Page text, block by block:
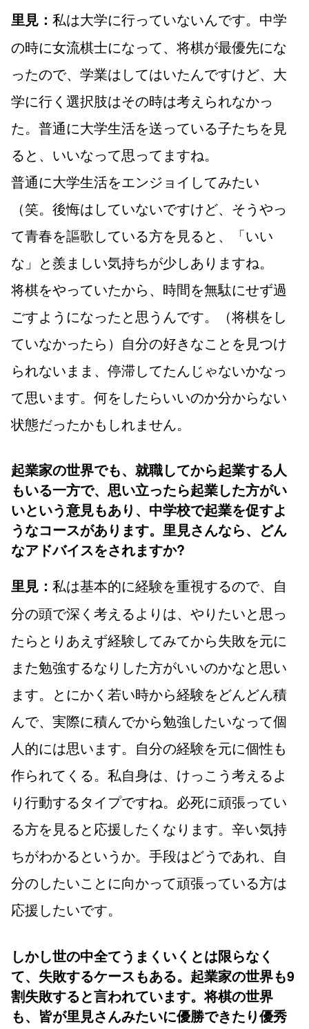
里見： 私は大学に行っていないんです。中学
の時に女流棋士になって、将棋が最優先にな
ったので、学業はしてはいたんですけど、大
学に行く選択肢はその時は考えられなかっ
た。普通に大学生活を送っている子たちを見
ると、いいなって思ってますね。
普通に大学生活をエンジョイしてみたい
（笑。後悔はしていないですけど、そうやっ
て青春を謳歌している方を見ると、「いい
な」と羨ましい気持ちが少しありますね。
将棋をやっていたから、時間を無駄にせず過
ごすようになったと思うんです。（将棋をし
ていなかったら）自分の好きなことを見つけ
られないまま、停滞してたんじゃないかなっ
て思います。何をしたらいいのか分からない
状態だったかもしれません。
起業家の世界でも、就職してから起業する人
もいる一方で、思い立ったら起業した方がい
いという意見もあり、中学校で起業を促すよ
うなコースがあります。里見さんなら、どん
なアドバイスをされますか?
里見： 私は基本的に経験を重視するので、自
分の頭で深く考えるよりは、やりたいと思っ
たらとりあえず経験してみてから失敗を元に
また勉強するなりした方がいいのかなと思い
ます。とにかく若い時から経験をどんどん積
んで、実際に積んでから勉強したいなって個
人的には思います。自分の経験を元に個性も
作られてくる。私自身は、けっこう考えるよ
り行動するタイプですね。必死に頑張ってい
る方を見ると応援したくなります。辛い気持
ちがわかるというか。手段はどうであれ、自
分のしたいことに向かって頑張っている方は
応援したいです。
しかし世の中全てうまくいくとは限らなく
て、失敗するケースもある。起業家の世界も9
割失敗すると言われています。将棋の世界
も、皆が里見さんみたいに優勝できたり優秀